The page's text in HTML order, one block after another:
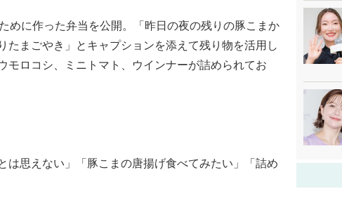
めに作った弁当を公開。「昨日の夜の残りの豚こまか
まごやき」とキャプションを添えて残り物を活用し
モロコシ、ミニトマト、ウインナーが詰められてお
は思えない」「豚こまの唐揚げ食べてみたい」「詰め